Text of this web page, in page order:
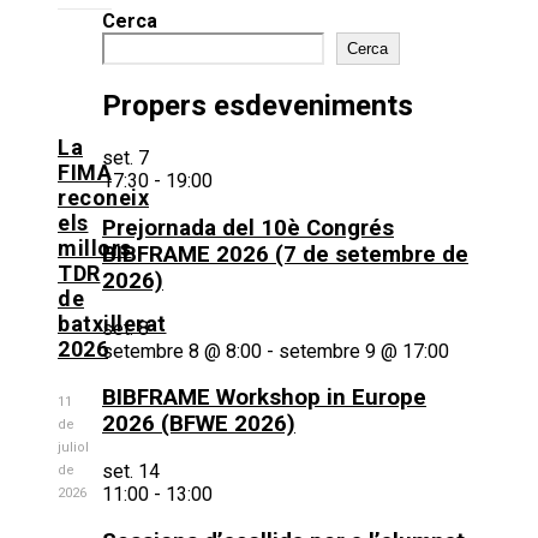
La
FIMA
reconeix
els
millors
TDR
de
batxillerat
2026
11
de
juliol
de
2026
Cerca
Cerca
Propers esdeveniments
set. 7
17:30 - 19:00
Prejornada del 10è Congrés
BIBFRAME 2026 (7 de setembre de
2026)
set.8
setembre 8 @ 8:00 - setembre 9 @ 17:00
BIBFRAME Workshop in Europe
2026 (BFWE 2026)
set. 14
11:00 - 13:00